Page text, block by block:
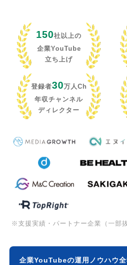
150社以上の
企業YouTube
立ち上げ
登録者30万人Ch
年収チャンネル
ディレクター
※支援実績・パートナー企業（一部抜
企業YouTubeの運用ノウハウ